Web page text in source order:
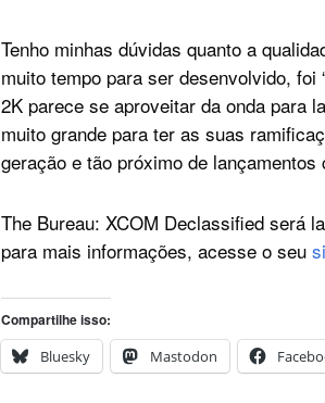
Tenho minhas dúvidas quanto a
muito tempo para ser desenvolvido,
2K parece se aproveitar da onda para
muito grande para ter as suas
geração e tão próximo de
The Bureau: XCOM Declassified será
para mais informações, acesse o seu
Compartilhe isso:
Bluesky
Mastodon